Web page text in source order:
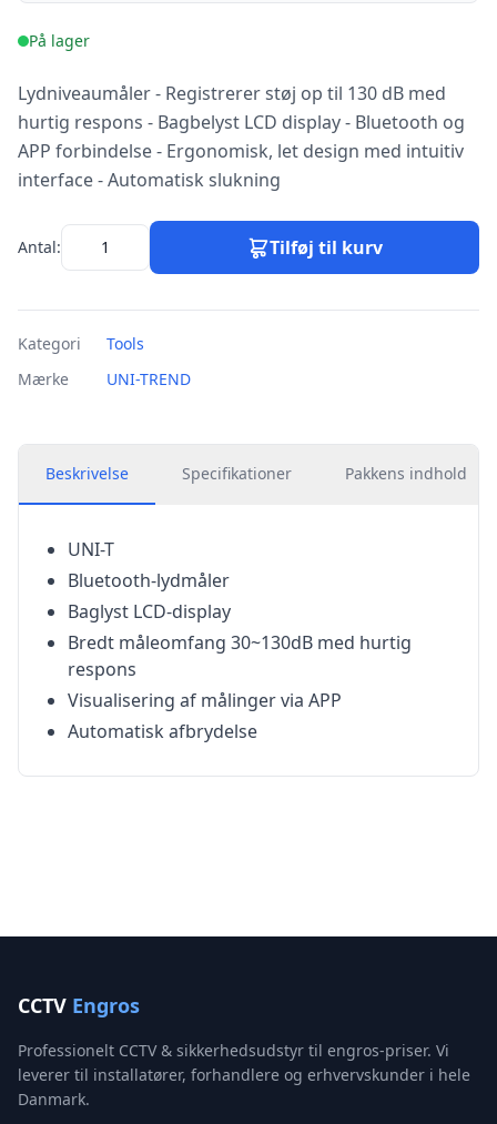
På lager
Lydniveaumåler - Registrerer støj op til 130 dB med
hurtig respons - Bagbelyst LCD display - Bluetooth og
APP forbindelse - Ergonomisk, let design med intuitiv
interface - Automatisk slukning
Antal: Tilføj til kurv
Kategori
Tools
Mærke
UNI-TREND
Beskrivelse Specifikationer Pakkens indhold
UNI-T
Bluetooth-lydmåler
Baglyst LCD-display
Bredt måleomfang 30~130dB med hurtig
respons
Visualisering af målinger via APP
Automatisk afbrydelse
CCTV Engros
Professionelt CCTV & sikkerhedsudstyr til engros-priser. Vi
leverer til installatører, forhandlere og erhvervskunder i hele
Danmark.